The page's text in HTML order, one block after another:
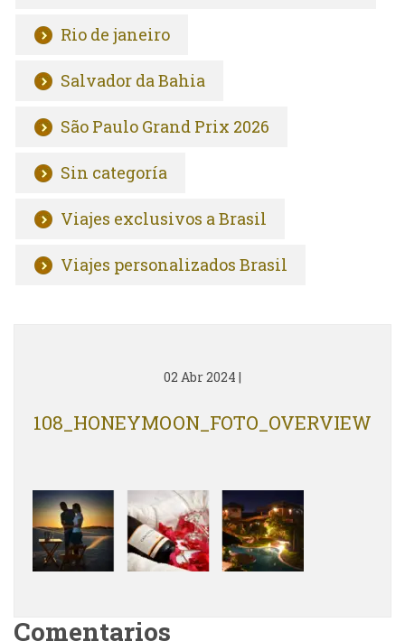
Rio de janeiro
Salvador da Bahia
São Paulo Grand Prix 2026
Sin categoría
Viajes exclusivos a Brasil
Viajes personalizados Brasil
02 Abr 2024 |
108_HONEYMOON_FOTO_OVERVIEW
Comentarios